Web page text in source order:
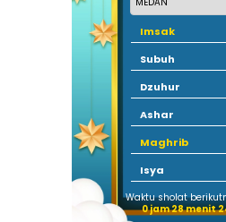
Imsak
Subuh
Dzuhur
Ashar
Maghrib
Isya
Waktu sholat
0 jam 28 menit